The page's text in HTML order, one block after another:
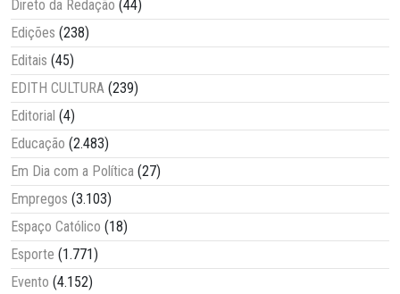
Direto da Redação (44)
Edições (238)
Editais (45)
EDITH CULTURA (239)
Editorial (4)
Educação (2.483)
Em Dia com a Política (27)
Empregos (3.103)
Espaço Católico (18)
Esporte (1.771)
Evento (4.152)